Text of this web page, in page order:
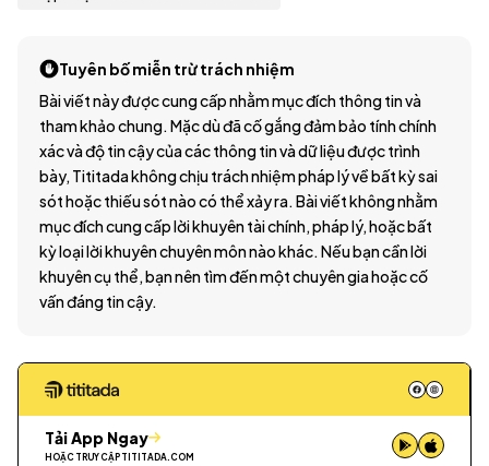
Tuyên bố miễn trừ trách nhiệm
Bài viết này được cung cấp nhằm mục đích thông tin và
tham khảo chung. Mặc dù đã cố gắng đảm bảo tính chính
xác và độ tin cậy của các thông tin và dữ liệu được trình
bày, Tititada không chịu trách nhiệm pháp lý về bất kỳ sai
sót hoặc thiếu sót nào có thể xảy ra. Bài viết không nhằm
mục đích cung cấp lời khuyên tài chính, pháp lý, hoặc bất
kỳ loại lời khuyên chuyên môn nào khác. Nếu bạn cần lời
khuyên cụ thể, bạn nên tìm đến một chuyên gia hoặc cố
vấn đáng tin cậy.
Tải App Ngay
HOẶC TRUY CẬP TITITADA.COM